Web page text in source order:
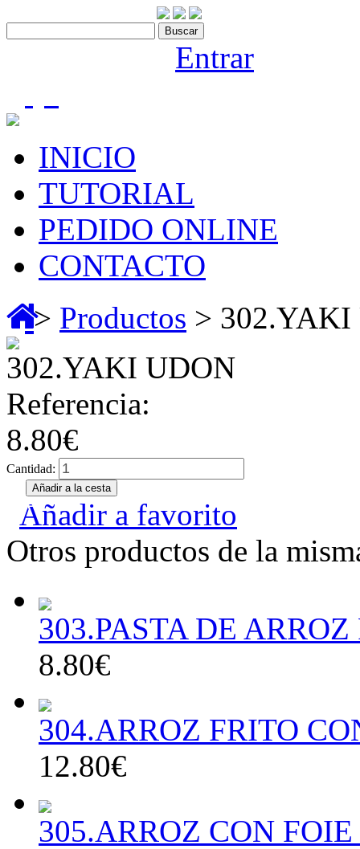
Entrar
INICIO
TUTORIAL
PEDIDO ONLINE
CONTACTO
> Productos > 302.YAKI
302.YAKI UDON
Referencia:
8.80€
Cantidad:
Añadir a favorito
Otros productos de la
303.PASTA DE
8.80€
304.ARROZ FRITO
12.80€
305.ARROZ CON